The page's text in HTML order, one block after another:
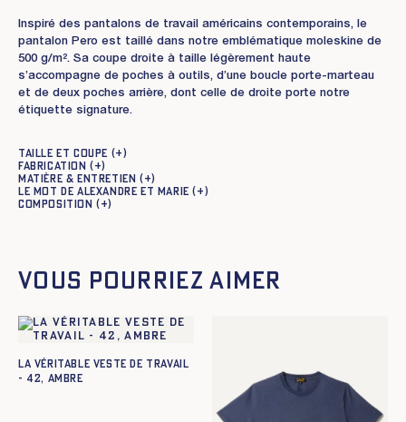
Inspiré des pantalons de travail américains contemporains, le
pantalon Pero est taillé dans notre emblématique moleskine de
500 g/m². Sa coupe droite à taille légèrement haute
s’accompagne de poches à outils, d’une boucle porte-marteau
et de deux poches arrière, dont celle de droite porte notre
étiquette signature.
Taille et coupe
Fabrication
Matière & entretien
Le mot de Alexandre et Marie
Composition
Vous pourriez aimer
La Véritable Veste de Travail
- 42, AMBRE